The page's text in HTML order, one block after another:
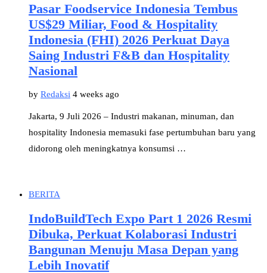
Pasar Foodservice Indonesia Tembus
US$29 Miliar, Food & Hospitality
Indonesia (FHI) 2026 Perkuat Daya
Saing Industri F&B dan Hospitality
Nasional
by Redaksi 4 weeks ago
Jakarta, 9 Juli 2026 – Industri makanan, minuman, dan
hospitality Indonesia memasuki fase pertumbuhan baru yang
didorong oleh meningkatnya konsumsi …
BERITA
IndoBuildTech Expo Part 1 2026 Resmi
Dibuka, Perkuat Kolaborasi Industri
Bangunan Menuju Masa Depan yang
Lebih Inovatif